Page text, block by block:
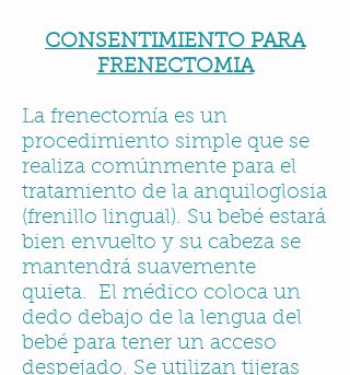
CONSENTIMIENTO PARA
FRENECTOMIA
La frenectomía es un
procedimiento simple que se
realiza comúnmente para el
tratamiento de la anquiloglosia
(frenillo lingual). Su bebé estará
bien envuelto y su cabeza se
mantendrá suavemente
quieta. El médico coloca un
dedo debajo de la lengua del
bebé para tener un acceso
despejado. Se utilizan tijeras